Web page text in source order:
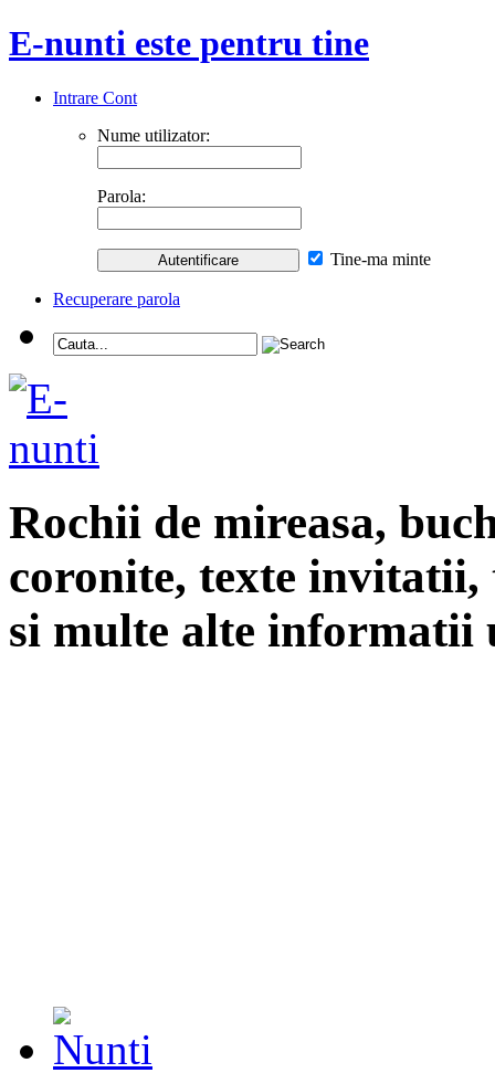
E-nunti este pentru tine
Intrare Cont
Nume utilizator:
Parola:
Tine-ma minte
Recuperare parola
Rochii de mireasa,
coronite, texte
si multe alte informatii